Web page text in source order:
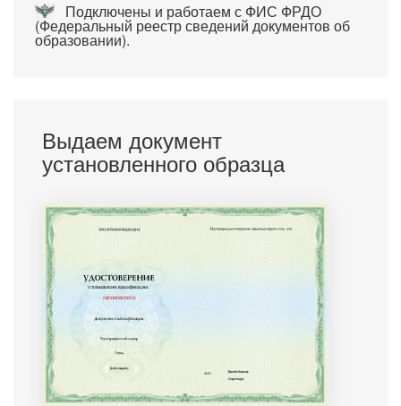
Подключены и работаем с ФИС ФРДО
(Федеральный реестр сведений документов об
образовании).
Выдаем документ
установленного образца